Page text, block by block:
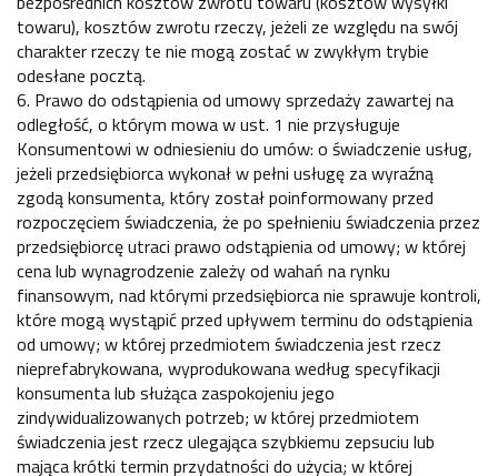
towaru), kosztów zwrotu rzeczy, jeżeli ze względu na swój
charakter rzeczy te nie mogą zostać w zwykłym trybie
odesłane pocztą.
6. Prawo do odstąpienia od umowy sprzedaży zawartej na
odległość, o którym mowa w ust. 1 nie przysługuje
Konsumentowi w odniesieniu do umów: o świadczenie usług,
jeżeli przedsiębiorca wykonał w pełni usługę za wyraźną
zgodą konsumenta, który został poinformowany przed
rozpoczęciem świadczenia, że po spełnieniu świadczenia przez
przedsiębiorcę utraci prawo odstąpienia od umowy; w której
cena lub wynagrodzenie zależy od wahań na rynku
finansowym, nad którymi przedsiębiorca nie sprawuje kontroli,
które mogą wystąpić przed upływem terminu do odstąpienia
od umowy; w której przedmiotem świadczenia jest rzecz
nieprefabrykowana, wyprodukowana według specyfikacji
konsumenta lub służąca zaspokojeniu jego
zindywidualizowanych potrzeb; w której przedmiotem
świadczenia jest rzecz ulegająca szybkiemu zepsuciu lub
mająca krótki termin przydatności do użycia; w której